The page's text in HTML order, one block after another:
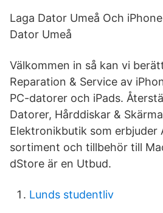
Laga Dator Umeå Och
Dator Umeå
Välkommen in så kan vi
Reparation & Service av
PC-datorer och iPads.
Datorer, Hårddiskar &
Elektronikbutik som erbjuder
sortiment och tillbehör till
dStore är en Utbud.
Lunds studentliv